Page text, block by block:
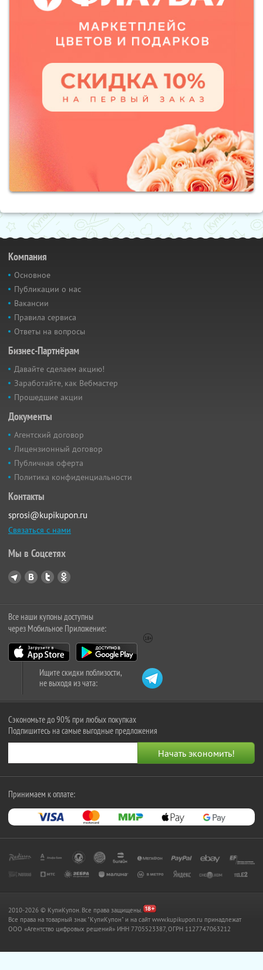
Компания
Основное
Публикации о нас
Вакансии
Правила сервиса
Ответы на вопросы
Бизнес-Партнёрам
Давайте сделаем акцию!
Заработайте, как Вебмастер
Прошедшие акции
Документы
Агентский договор
Лицензионный договор
Публичная оферта
Политика конфиденциальности
Контакты
sprosi@kupikupon.ru
Связаться с нами
Мы в Соцсетях
Все наши купоны доступны
через Мобильное Приложение:
Ищите скидки поблизости,
не выходя из чата:
Сэкономьте до 90% при любых покупках
Подпишитесь на самые выгодные предложения
Принимаем к оплате:
2010-2026 © КупиКупон. Все права защищены.
Все права на товарный знак "КупиКупон" и на сайт www.kupikupon.ru принадлежат
OOO «Агентство цифровых решений» ИНН 7705523387, ОГРН 1127747063212